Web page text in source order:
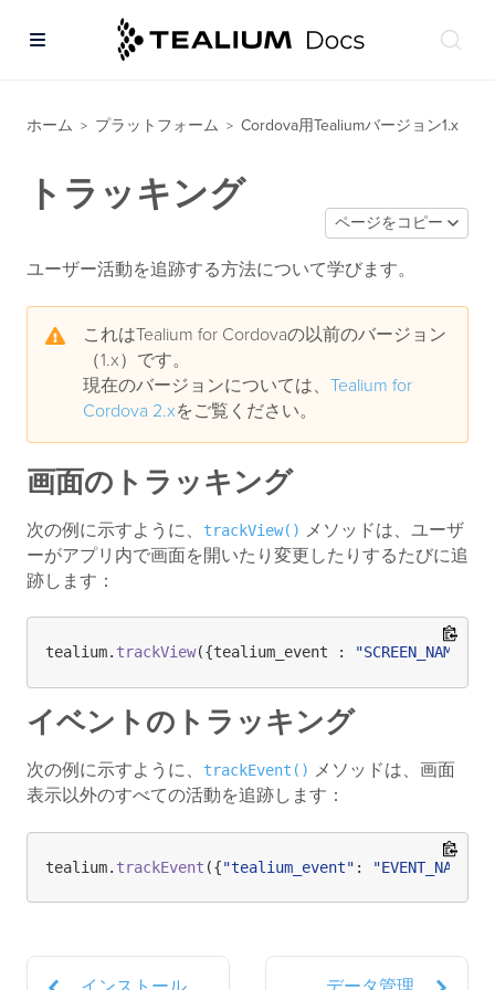
ホーム > プラットフォーム > Cordova用Tealiumバージョン1.x
トラッキング
ページをコピー
ユーザー活動を追跡する方法について学びます。
これはTealium for Cordovaの以前のバージョン
（1.x）です。
現在のバージョンについては、 Tealium for
Cordova 2.xをご覧ください。
画面のトラッキング
次の例に示すように、 trackView() メソッドは、ユーザ
ーがアプリ内で画面を開いたり変更したりするたびに追
跡します：
tealium. trackView({tealium_event : "SCREEN_NAME"
イベントのトラッキング
次の例に示すように、 trackEvent() メソッドは、画面
表示以外のすべての活動を追跡します：
tealium. trackEvent ({"tealium_event" : "EVENT_NAME"